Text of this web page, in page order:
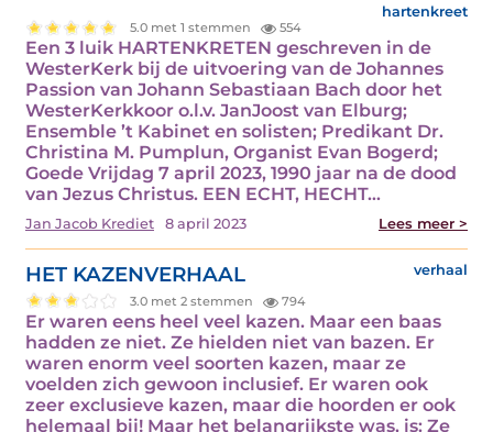
hartenkreet
5.0 met 1 stemmen 554
Een 3 luik HARTENKRETEN geschreven in de
WesterKerk bij de uitvoering van de Johannes
Passion van Johann Sebastiaan Bach door het
WesterKerkkoor o.l.v. JanJoost van Elburg;
Ensemble ’t Kabinet en solisten; Predikant Dr.
Christina M. Pumplun, Organist Evan Bogerd;
Goede Vrijdag 7 april 2023, 1990 jaar na de dood
van Jezus Christus. EEN ECHT, HECHT…
Jan Jacob Krediet 8 april 2023 Lees meer >
HET KAZENVERHAAL verhaal
3.0 met 2 stemmen 794
Er waren eens heel veel kazen. Maar een baas
hadden ze niet. Ze hielden niet van bazen. Er
waren enorm veel soorten kazen, maar ze
voelden zich gewoon inclusief. Er waren ook
zeer exclusieve kazen, maar die hoorden er ook
helemaal bij! Maar het belangrijkste was, is: Ze